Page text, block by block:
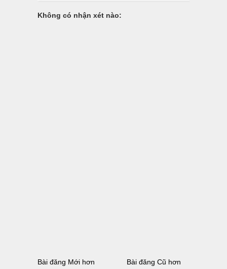
Không có nhận xét nào:
Bài đăng Mới hơn Bài đăng Cũ hơn